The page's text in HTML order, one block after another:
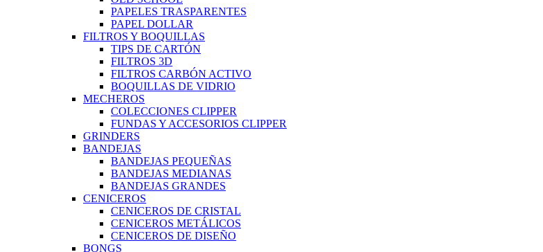
PAPELES TRASPARENTES
PAPEL DOLLAR
FILTROS Y BOQUILLAS
TIPS DE CARTÓN
FILTROS 3D
FILTROS CARBÓN ACTIVO
BOQUILLAS DE VIDRIO
MECHEROS
COLECCIONES CLIPPER
FUNDAS Y ACCESORIOS CLIPPER
GRINDERS
BANDEJAS
BANDEJAS PEQUEÑAS
BANDEJAS MEDIANAS
BANDEJAS GRANDES
CENICEROS
CENICEROS DE CRISTAL
CENICEROS METÁLICOS
CENICEROS DE DISEÑO
BONGS